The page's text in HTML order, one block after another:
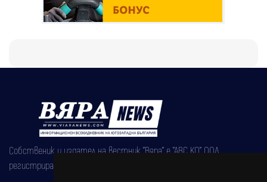
Собственик и издател на вестник "Вяра" е "АВС КО" ООД,
регистрирана на 08.05.2002 година.